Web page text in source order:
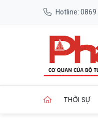
Hotline: 0869
THỜI SỰ